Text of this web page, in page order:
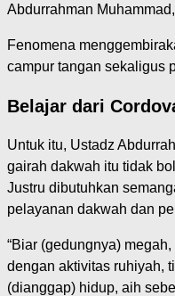
Abdurrahman
Fenomena
campur tangan sekaligus
Belajar dari
Untuk itu, Ustadz
gairah dakwah itu tidak
Justru dibutuhkan
pelayanan dakwah dan
“Biar (gedungnya)
dengan aktivitas ruhiyah,
(dianggap) hidup, aih